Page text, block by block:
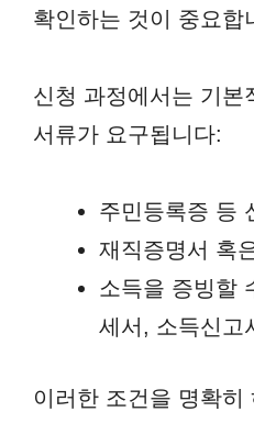
확인하는 것이 중요합
신청 과정에서는 기본
서류가 요구됩니다:
주민등록증 등
재직증명서 혹
소득을 증빙할
세서, 소득신고
이러한 조건을 명확히